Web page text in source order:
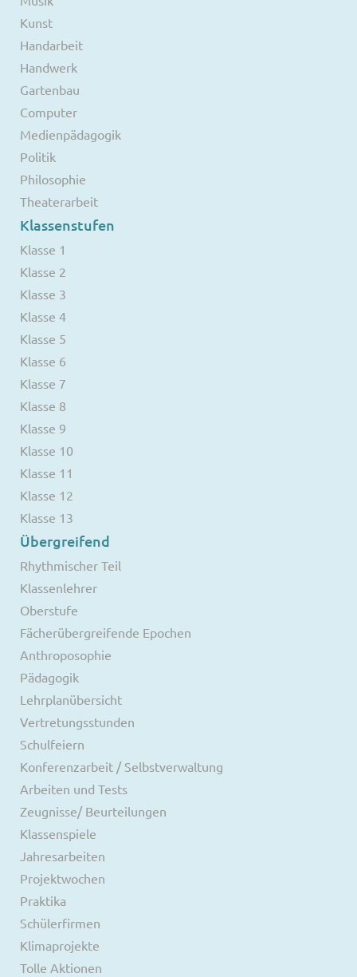
Kunst
Handarbeit
Handwerk
Gartenbau
Computer
Medienpädagogik
Politik
Philosophie
Theaterarbeit
Klassenstufen
Klasse 1
Klasse 2
Klasse 3
Klasse 4
Klasse 5
Klasse 6
Klasse 7
Klasse 8
Klasse 9
Klasse 10
Klasse 11
Klasse 12
Klasse 13
Übergreifend
Rhythmischer Teil
Klassenlehrer
Oberstufe
Fächerübergreifende Epochen
Anthroposophie
Pädagogik
Lehrplanübersicht
Vertretungsstunden
Schulfeiern
Konferenzarbeit / Selbstverwaltung
Arbeiten und Tests
Zeugnisse/ Beurteilungen
Klassenspiele
Jahresarbeiten
Projektwochen
Praktika
Schülerfirmen
Klimaprojekte
Tolle Aktionen